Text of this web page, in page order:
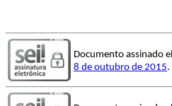
Documento assinado
8 de outubro de 2015.